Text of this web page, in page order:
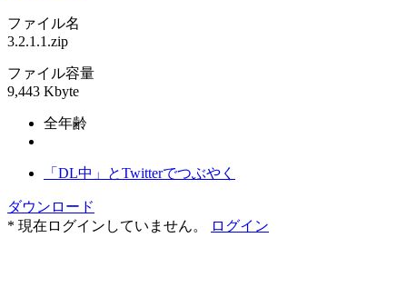
ファイル名
3.2.1.1.zip
ファイル容量
9,443 Kbyte
全年齢
「DL中」とTwitterでつぶやく
ダウンロード
* 現在ログインしていません。
ログイン